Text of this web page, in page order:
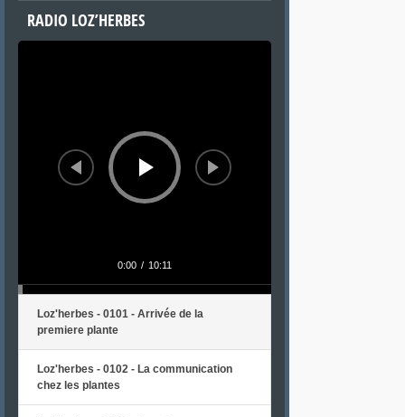
RADIO LOZ’HERBES
Lecteur
0:00 / 10:11
Loz'herbes - 0101 - Arrivée de la
premiere plante
Loz'herbes - 0102 - La communication
chez les plantes